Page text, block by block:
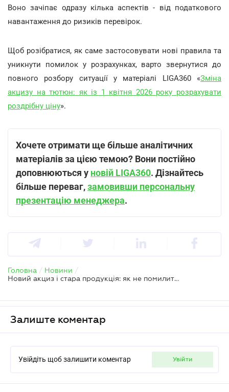
Воно зачіпає одразу кілька аспектів - від податкового
навантаження до ризиків перевірок.
Щоб розібратися, як саме застосовувати нові правила та
уникнути помилок у розрахунках, варто звернутися до
повного розбору ситуації у матеріалі LIGA360 «Зміна
акцизу на тютюн: як із 1 квітня 2026 року розрахувати
роздрібну ціну».
Хочете отримати ще більше аналітичних
матеріалів за цією темою? Вони постійно
доповнюються у новій LIGA360. Дізнайтесь
більше переваг,замовивши персональну
презентацію менеджера.
Головна / Новини /
Новий акциз і стара продукція: як не помилитися з ціною сигарет з 1 квітня
Залиште коментар
Увійдіть щоб залишити коментар увійти